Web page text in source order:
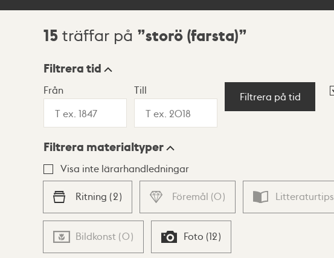
Sökresultat
15 träffar på storö (farsta)
Visningsläge
Lista Karta
Filtrera tid
Från Till
Filtrera på tid
Filtrera materialtyper
Visa inte lärarhandledningar
Ritning (2) Föremål (0) Litteraturtips
Bildkonst (0) Foto (12)